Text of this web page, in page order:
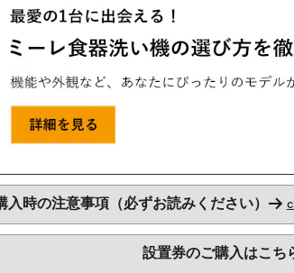
入時の注意事項（必ずお読みください）→
設置券のご購入はこ